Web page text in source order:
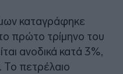
καταγράφηκε
πρώτο τρίμηνο του
ανοδικά κατά 3%,
Το πετρέλαιο